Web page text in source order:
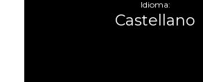
Idioma:
Castellano